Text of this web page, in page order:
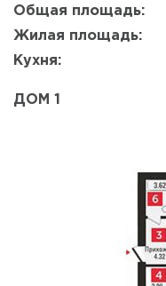
Общая площадь:
Жилая площадь:
Кухня:
ДОМ 1